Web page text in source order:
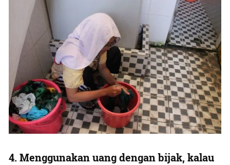
4. Menggunakan uang dengan bijak, kalau